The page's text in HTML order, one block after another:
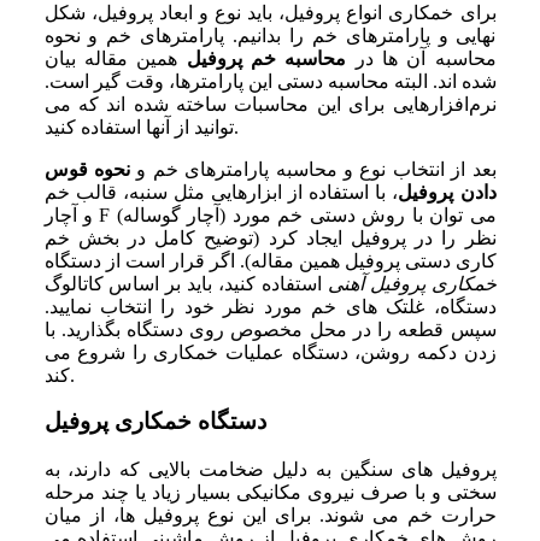
برای خمکاری انواع پروفیل، باید نوع و ابعاد پروفیل، شکل
نهایی و پارامترهای خم را بدانیم. پارامترهای خم و نحوه
محاسبه آن‌ ها در محاسبه خم پروفیل همین مقاله بیان
شده‌ اند. البته محاسبه دستی این پارامترها، وقت‌ گیر است.
نرم‌افزارهایی برای این محاسبات ساخته شده‌ اند که می‌
توانید از آنها استفاده کنید.
بعد از انتخاب نوع و محاسبه پارامترهای خم ونحوه قوس
دادن پروفیل، با استفاده از ابزارهایی مثل سنبه، قالب خم
و آچار F (آچار گوساله) می‌ توان با روش دستی خم مورد
نظر را در پروفیل ایجاد کرد (توضیح کامل در بخش خم
‌کاری دستی پروفیل همین مقاله). اگر قرار است از دستگاه
خمکاری پروفیل آهنی استفاده کنید، باید بر اساس کاتالوگ
دستگاه، غلتک‌ های خم مورد نظر خود را انتخاب نمایید.
سپس قطعه را در محل مخصوص روی دستگاه بگذارید. با
زدن دکمه روشن، دستگاه عملیات خمکاری را شروع می‌
کند.
دستگاه خمکاری پروفیل
پروفیل‌ های سنگین به دلیل ضخامت بالایی که دارند، به
‌سختی و با صرف نیروی مکانیکی بسیار زیاد یا چند مرحله
حرارت خم می‌ شوند. برای این نوع پروفیل‌ ها، از میان